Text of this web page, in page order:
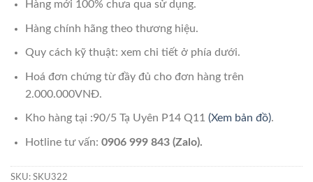
Hàng mới 100% chưa qua sử dụng.
Hàng chính hãng theo thương hiệu.
Quy cách kỹ thuật: xem chi tiết ở phía dưới.
Hoá đơn chứng từ đầy đủ cho đơn hàng trên
2.000.000VNĐ.
Kho hàng tại :90/5 Tạ Uyên P14 Q11 (Xem bản đồ).
Hotline tư vấn: 0906 999 843 (Zalo).
SKU: SKU322